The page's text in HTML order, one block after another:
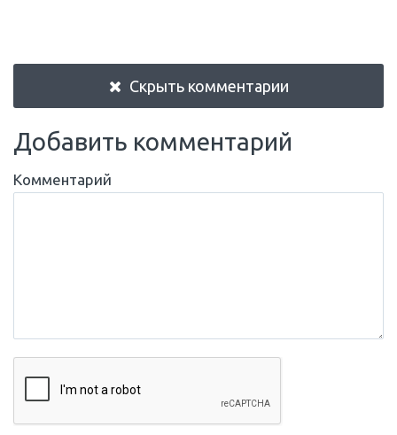
Скрыть комментарии
Добавить комментарий
Комментарий